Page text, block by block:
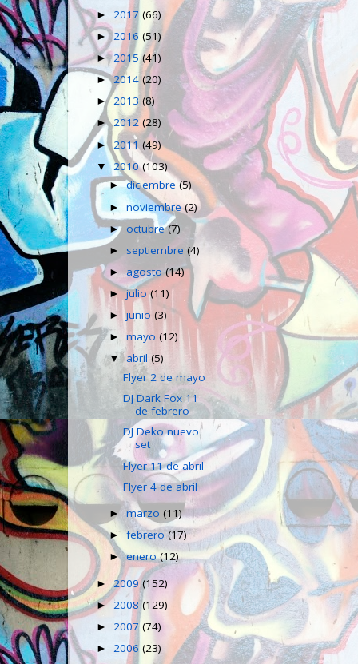
► 2017 (66)
► 2016 (51)
►2015(41)
►2014 (20)
► 2013 (8)
►2012(28)
►2011 (49)
▼ 2010(103)
►diciembre(5)
►noviembre(2)
►octubre(7)
► septiembre(4)
►agosto(14)
►julio(11)
►junio(3)
►mayo(12)
▼abril(5)
Flyer 2 de mayo
DJ Dark Fox 11
de febrero
DJ Deko nuevo
set
Flyer 11 de abril
Flyer 4 de abril
►marzo(11)
►febrero(17)
►enero(12)
►2009(152)
► 2008(129)
► 2007(74)
► 2006 (23)